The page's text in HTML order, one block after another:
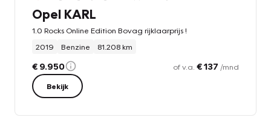
Opel KARL
1.0 Rocks Online Edition Bovag rijklaarprijs !
2019
Benzine 81.208 km
€ 9.950 of v.a. € 137 /mnd
Bekijk